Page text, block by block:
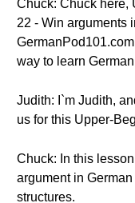
Chuck: Chuck here,
22 - Win arguments
way to learn
Judith: I`m Judith,
us for this Upper-
Chuck: In this
argument in
structures.